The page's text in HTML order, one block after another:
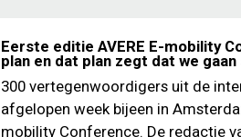
Eerste editie AVERE E-mobility
plan en dat plan zegt dat we gaan
300 vertegenwoordigers uit de
afgelopen week bijeen in
mobility Conference. De redactie